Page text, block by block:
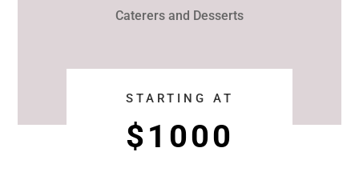
Caterers and Desserts
STARTING AT
$1000